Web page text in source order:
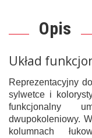
Opis
Układ
Reprezentacyjny
sylwetce i
funkcjonalny
dwupokoleniowy.
kolumnach